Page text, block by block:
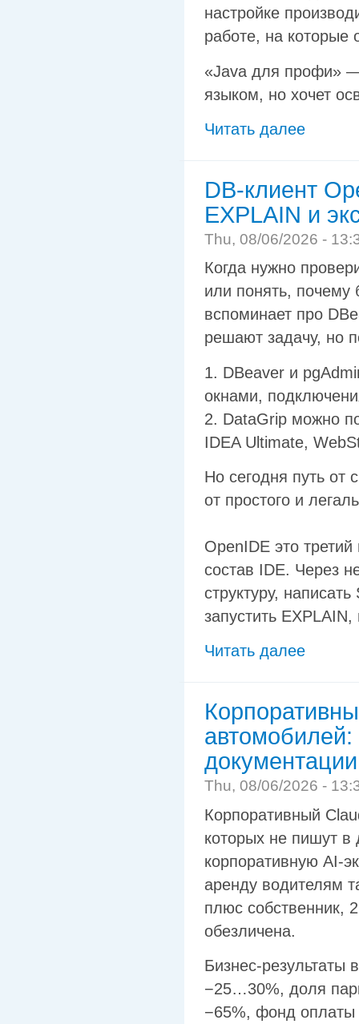
настройке
работе, на которые
«Java для профи»
языком, но хочет
Читать далее
DB-клиент
EXPLAIN и
Thu, 08/06/2026 -
Когда нужно
или понять, почему
вспоминает про
решают задачу, но
1. DBeaver и
окнами,
2. DataGrip можно
IDEA Ultimate,
Но сегодня путь от
от простого и
OpenIDE это
состав IDE. Через
структуру,
запустить
Читать далее
документации
Thu, 08/06/2026 -
Корпоративный
которых не пишут в
корпоративную AI-
аренду водителям
плюс собственник,
обезличена.
Бизнес-результаты
−25…30%, доля
−65%, фонд оплаты